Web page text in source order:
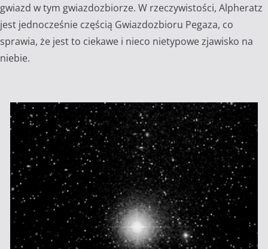
gwiazd w tym gwiazdozbiorze. W rzeczywistości, Alpheratz
jest jednocześnie częścią Gwiazdozbioru Pegaza, co
sprawia, że jest to ciekawe i nieco nietypowe zjawisko na
niebie.